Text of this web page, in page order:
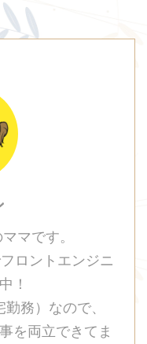
マです。
ロントエンジニ
！
務）なので、
を両立できてま